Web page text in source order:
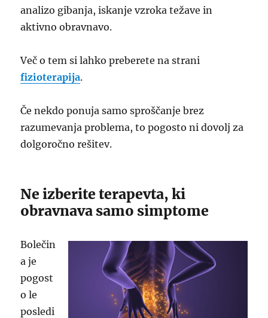
analizo gibanja, iskanje vzroka težave in
aktivno obravnavo.
Več o tem si lahko preberete na strani
fizioterapija.
Če nekdo ponuja samo sproščanje brez
razumevanja problema, to pogosto ni dovolj za
dolgoročno rešitev.
Ne izberite terapevta, ki
obravnava samo simptome
Bolečin
a je
pogost
o le
posledi